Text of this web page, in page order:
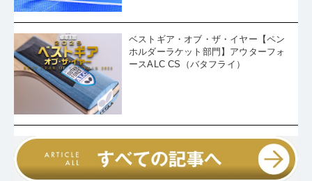
ベストギア・オブ・ザ・イヤー【ペン
ホルダーラケット部門】アウターフォ
ースALC CS（バタフライ）